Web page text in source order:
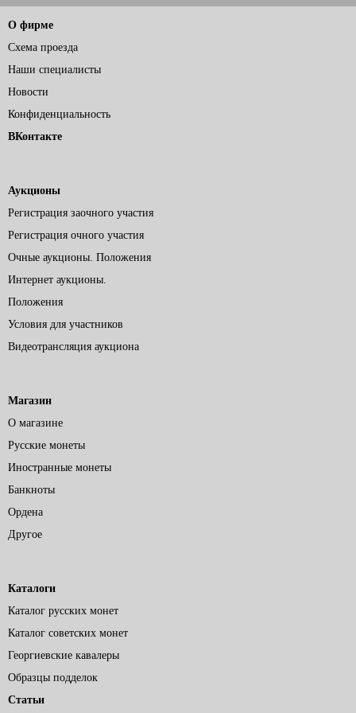
О фирме
Схема проезда
Наши специалисты
Новости
Конфиденциальность
ВКонтакте
Аукционы
Регистрация заочного участия
Регистрация очного участия
Очные аукционы. Положения
Интернет аукционы.
Положения
Условия для участников
Видеотрансляция аукциона
Магазин
О магазине
Русские монеты
Иностранные монеты
Банкноты
Ордена
Другое
Каталоги
Каталог русских монет
Каталог советских монет
Георгиевские кавалеры
Образцы подделок
Статьи